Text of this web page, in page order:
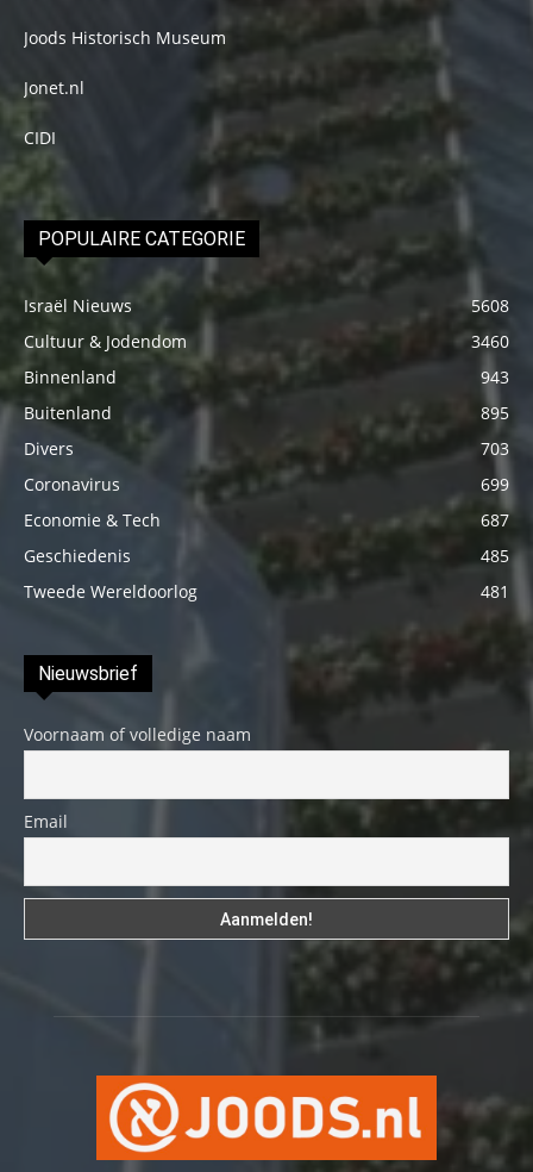
Joods Historisch Museum
Jonet.nl
CIDI
POPULAIRE CATEGORIE
Israël Nieuws
5608
Cultuur & Jodendom
3460
Binnenland
943
Buitenland
895
Divers
703
Coronavirus
699
Economie & Tech
687
Geschiedenis
485
Tweede Wereldoorlog
481
Nieuwsbrief
Voornaam of volledige naam
Email